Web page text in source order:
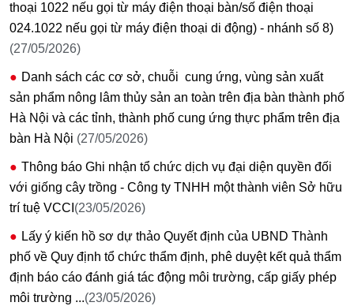
thoại 1022 nếu gọi từ máy điện thoại bàn/số điện thoại
024.1022 nếu gọi từ máy điện thoại di động) - nhánh số 8)
(27/05/2026)
Danh sách các cơ sở, chuỗi cung ứng, vùng sản xuất
sản phẩm nông lâm thủy sản an toàn trên địa bàn thành phố
Hà Nội và các tỉnh, thành phố cung ứng thực phẩm trên địa
bàn Hà Nội (27/05/2026)
Thông báo Ghi nhận tổ chức dịch vụ đại diện quyền đối
với giống cây trồng - Công ty TNHH một thành viên Sở hữu
trí tuệ VCCI (23/05/2026)
Lấy ý kiến hồ sơ dự thảo Quyết định của UBND Thành
phố về Quy định tổ chức thẩm định, phê duyệt kết quả thẩm
định báo cáo đánh giá tác động môi trường, cấp giấy phép
môi trường ...(23/05/2026)